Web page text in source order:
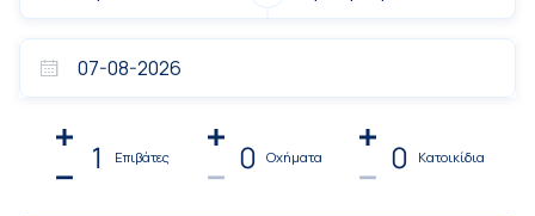
1 Επιβάτες 0 Οχήματα 0 Κατοικίδια